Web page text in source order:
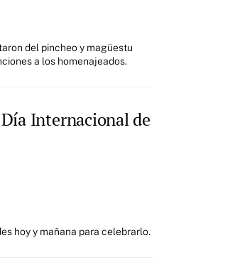
del pincheo y magüestu
a los homenajeados.
Internacional de
hoy y mañana para celebrarlo.